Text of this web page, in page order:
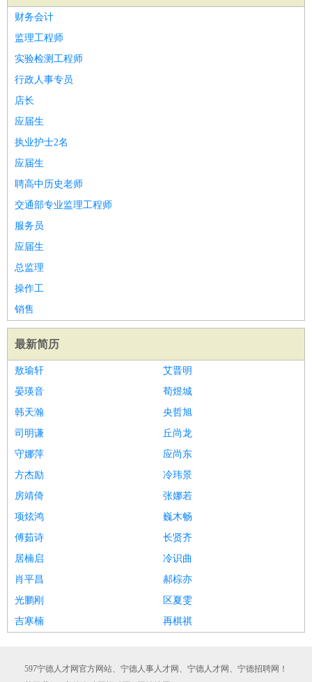
财务会计
监理工程师
实验检测工程师
行政人事专员
店长
应届生
执业护士2名
应届生
聘高中历史老师
交通部专业监理工程师
服务员
应届生
总监理
操作工
销售
最新简历
敖瑜轩
艾晋明
晏瑛音
荀煜城
韩天瀚
央哲旭
司明谦
丘尚龙
守娜萍
应尚东
方杰励
冷玮景
房靖倚
张娜若
项炫鸿
巍木畅
傅茹诗
长贤齐
居楠启
冷识曲
肖平昌
郝棕亦
光鹏刚
区夏雯
吉寒楠
再棋祺
597宁德人才网官方网站、宁德人事人才网、宁德人才网、宁德招聘网！